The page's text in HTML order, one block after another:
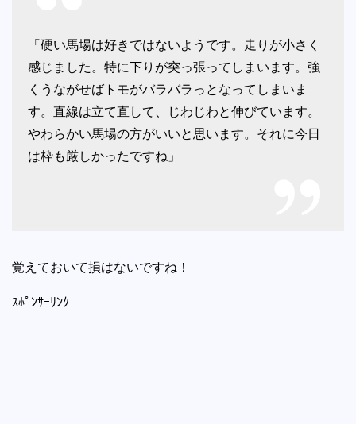
「硬い馬場は好きではないようです。走りが小さく
感じました。特に下りが突っ張ってしまいます。強
くうながせばトモがバラバラっとなってしまいま
す。直線は立て直して、じわじわと伸びています。
やわらかい馬場の方がいいと思います。それに今日
は枠も厳しかったですね」
覚えておいて損はないですね！
ｽﾎﾟﾝｻｰﾘﾝｸ